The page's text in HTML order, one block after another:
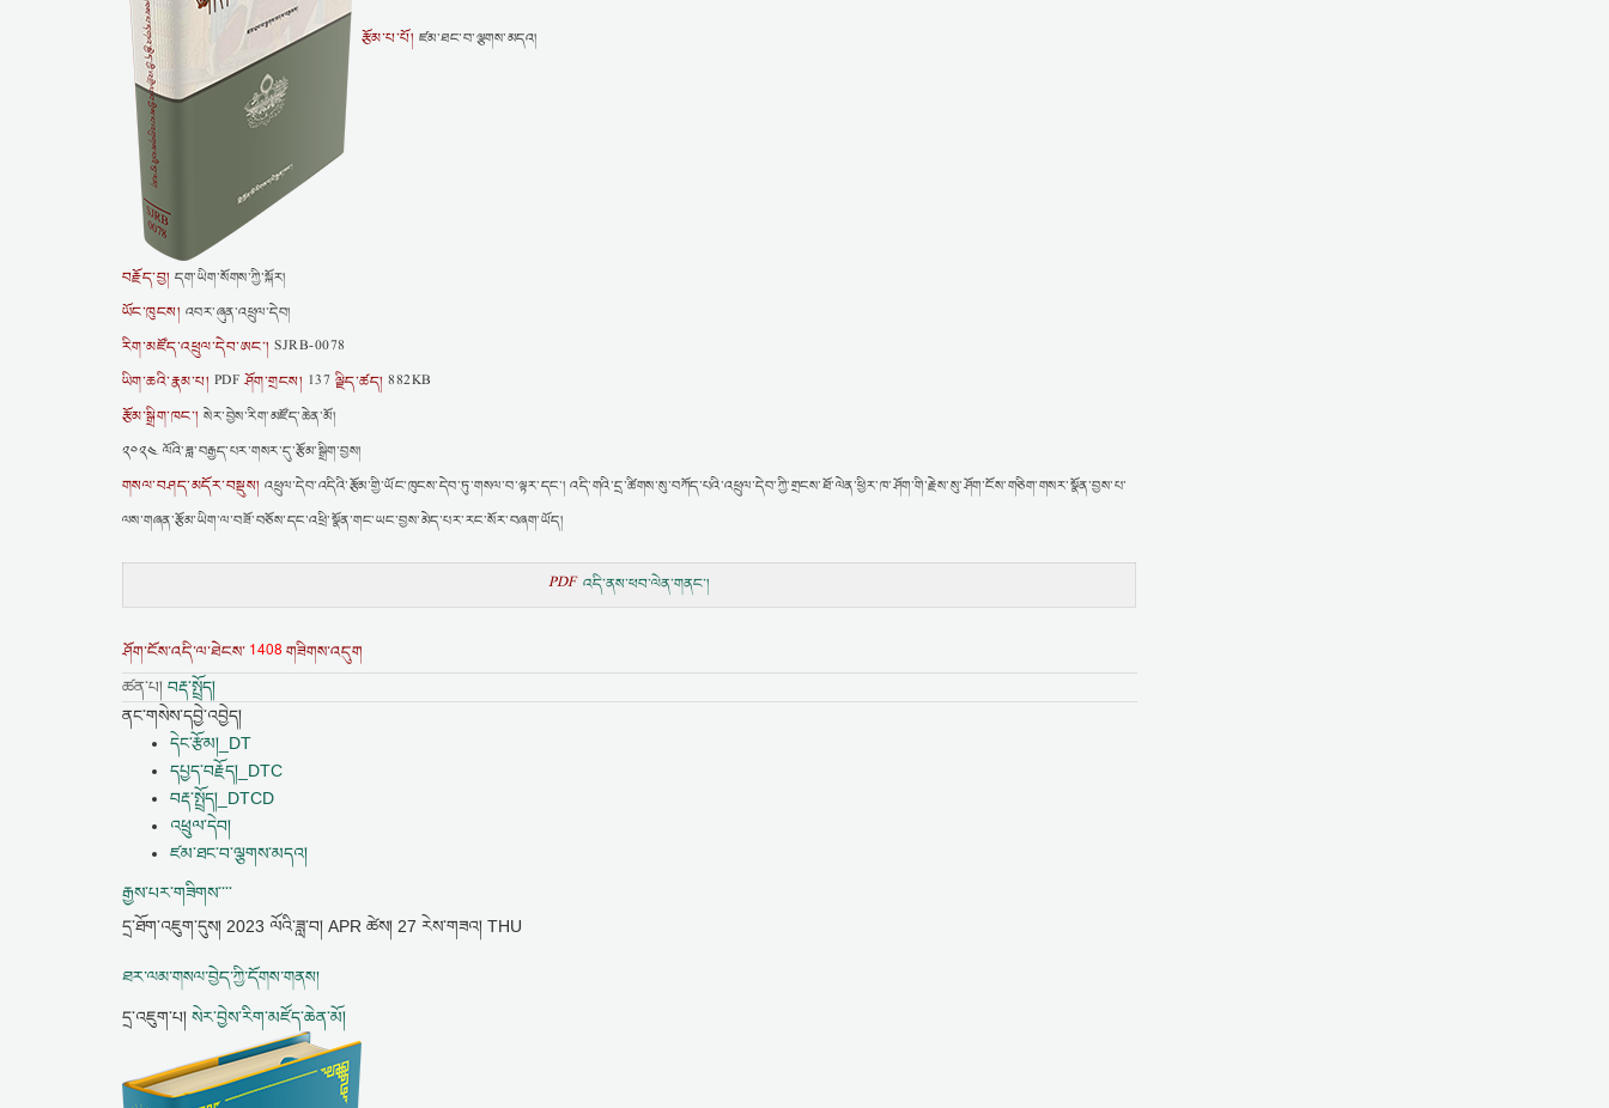
རྩོམ་པ་པོ། ཛམ་ཐང་བ་ལྕགས་མདའ།
བརྗོད་བྱ། དག་ཡིག་སོགས་ཀྱི་སྐོར།
ཡོང་ཁུངས། འབར་ཞུན་འཕྲུལ་དེབ།
རིག་མཛོད་འཕྲུལ་དེབ་ཨང་། SJRB-0078
ཡིག་ཆའི་རྣམ་པ། PDF ཤོག་གྲངས། 137 ལྗིད་ཚད། 882KB
རྩོམ་སྒྲིག་ཁང་། སེར་བྱེས་རིག་མཛོད་ཆེན་མོ།
༢༠༢༤ ལོའི་ཟླ་བརྒྱད་པར་གསར་དུ་རྩོམ་སྒྲིག་བྱས།
གསལ་བཤད་མདོར་བསྡུས། འཕྲུལ་དེབ་འདིའི་རྩོམ་གྱི་ཡོང་ཁུངས་དེབ་ཏུ་གསལ་བ་ལྟར་དང་། འདི་གའི་དྲ་ཚིགས་སུ་བཀོད་པའི་འཕྲུལ་དེབ་ཀྱི་གྲངས་ཐོ་ལེན་ཕྱིར་ཁ་ཤོག་གི་རྗེས་སུ་ཤོག་ངོས་གཅིག་གསར་སྣོན་བྱས་པ་
ལས་གཞན་རྩོམ་ཡིག་ལ་བཟོ་བཅོས་དང་འཕྲི་སྣོན་གང་ཡང་བྱས་མེད་པར་རང་སོར་བཞག་ཡོད།
PDF འདི་ནས་ཕབ་ལེན་གནང་།
ཤོག་ངོས་འདི་ལ་ཐེངས་ 1408 གཟིགས་འདུག
ཚན་པ། བརྡ་སྤྲོད།
ནང་གསེས་དབྱེ་འབྱེད།
དེང་རྩོམ།_DT
དཔྱད་བརྗོད།_DTC
བརྡ་སྤྲོད།_DTCD
འཕྲུལ་དེབ།
ཛམ་ཐང་བ་ལྕགས་མདའ།
རྒྱས་པར་གཟིགས་་་་
དྲ་ཐོག་འཇུག་དུས། 2023 ལོའི་ཟླ་བ། APR ཚེས། 27 རེས་གཟའ། THU
ཐར་ལམ་གསལ་བྱེད་ཀྱི་དོགས་གནས།
དྲ་འཇུག་པ། སེར་བྱེས་རིག་མཛོད་ཆེན་མོ།